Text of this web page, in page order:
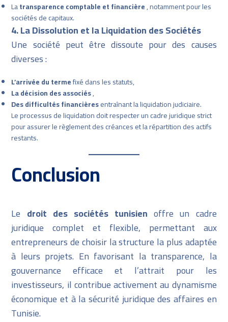
Latransparence comptable et financière, notamment pour les
sociétés de capitaux.
4. La Dissolution et la Liquidation des Sociétés
Une société peut être dissoute pour des causes
diverses :
L’arrivée du termefixé dans les statuts,
La décision des associés,
Des difficultés financièresentraînant la liquidation judiciaire.
Le processus de liquidation doit respecter un cadre juridique strict
pour assurer le règlement des créances et la répartition des actifs
restants.
Conclusion
Le droit des sociétés tunisien offre un cadre
juridique complet et flexible, permettant aux
entrepreneurs de choisir la structure la plus adaptée
à leurs projets. En favorisant la transparence, la
gouvernance efficace et l’attrait pour les
investisseurs, il contribue activement au dynamisme
économique et à la sécurité juridique des affaires en
Tunisie.